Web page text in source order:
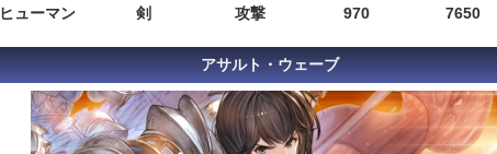
ヒューマン 剣 攻撃 970 7650
アサルト・ウェーブ